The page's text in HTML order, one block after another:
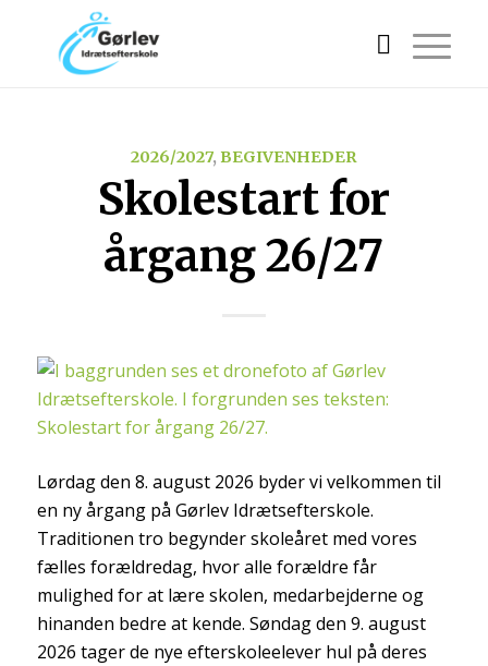
2026/2027, BEGIVENHEDER
Skolestart for
årgang 26/27
Lørdag den 8. august 2026 byder vi velkommen til
en ny årgang på Gørlev Idrætsefterskole.
Traditionen tro begynder skoleåret med vores
fælles forældredag, hvor alle forældre får
mulighed for at lære skolen, medarbejderne og
hinanden bedre at kende. Søndag den 9. august
2026 tager de nye efterskoleelever hul på deres